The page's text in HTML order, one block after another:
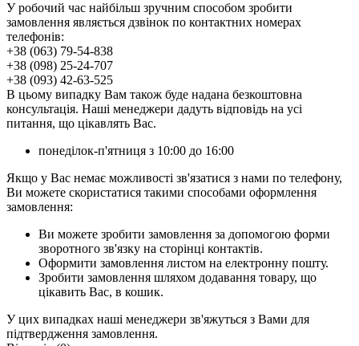
У робочий час найбільш зручним способом зробити
замовлення являється дзвінок по контактних номерах
телефонів:
+38 (063) 79-54-838
+38 (098) 25-24-707
+38 (093) 42-63-525
В цьому випадку Вам також буде надана безкоштовна
консультація. Наші менеджери дадуть відповідь на усі
питання, що цікавлять Вас.
понеділок-п'ятниця з 10:00 до 16:00
Якщо у Вас немає можливості зв'язатися з нами по телефону,
Ви можете скористатися такими способами оформлення
замовлення:
Ви можете зробити замовлення за допомогою форми
зворотного зв'язку на сторінці контактів.
Оформити замовлення листом на електронну пошту.
Зробити замовлення шляхом додавання товару, що
цікавить Вас, в кошик.
У цих випадках наші менеджери зв'яжуться з Вами для
підтвердження замовлення.